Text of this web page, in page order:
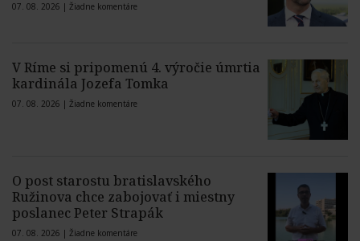
07. 08. 2026 | Žiadne komentáre
V Ríme si pripomenú 4. výročie úmrtia
kardinála Jozefa Tomka
07. 08. 2026 | Žiadne komentáre
O post starostu bratislavského
Ružinova chce zabojovať i miestny
poslanec Peter Strapák
07. 08. 2026 | Žiadne komentáre